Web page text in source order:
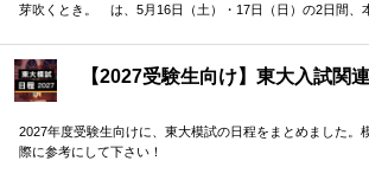
芽吹くとき。 は、5月16日（土）・17日（日）の2日間、
【2027受験生向け】東大入試関
2027年度受験生向けに、東大模試の日程をまとめました。
際に参考にして下さい！